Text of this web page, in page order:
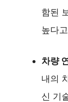
함된
높다
차량
내의
신 기